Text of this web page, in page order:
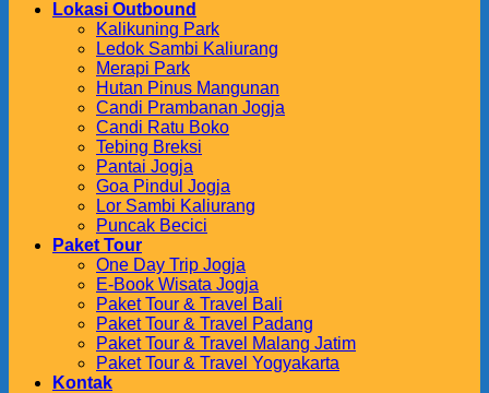
Lokasi Outbound
Kalikuning Park
Ledok Sambi Kaliurang
Merapi Park
Hutan Pinus Mangunan
Candi Prambanan Jogja
Candi Ratu Boko
Tebing Breksi
Pantai Jogja
Goa Pindul Jogja
Lor Sambi Kaliurang
Puncak Becici
Paket Tour
One Day Trip Jogja
E-Book Wisata Jogja
Paket Tour & Travel Bali
Paket Tour & Travel Padang
Paket Tour & Travel Malang Jatim
Paket Tour & Travel Yogyakarta
Kontak